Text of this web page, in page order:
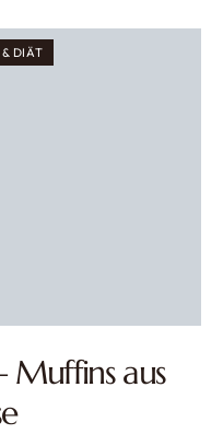
DIÄT
Muffins aus